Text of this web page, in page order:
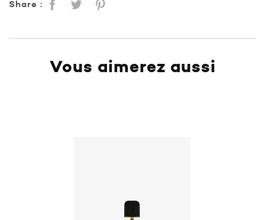
Share :
Vous aimerez aussi